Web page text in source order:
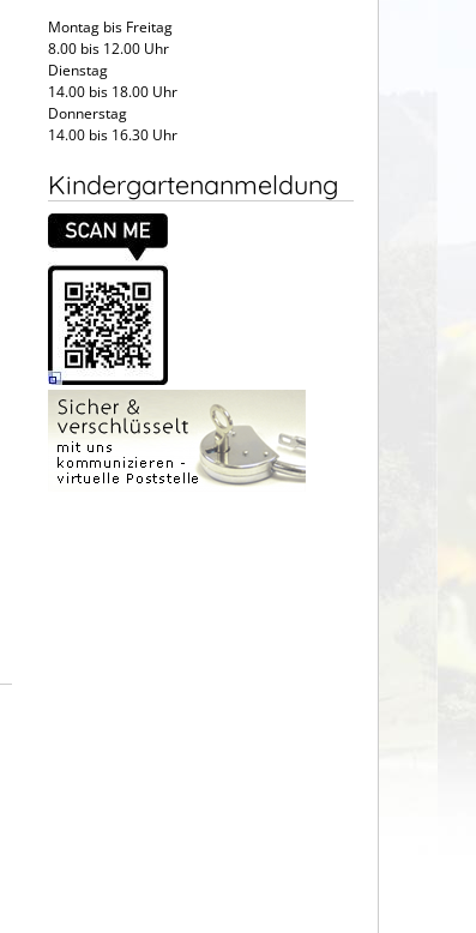
Montag bis Freitag
8.00 bis 12.00 Uhr
Dienstag
14.00 bis 18.00 Uhr
Donnerstag
14.00 bis 16.30 Uhr
Kindergartenanmeldung